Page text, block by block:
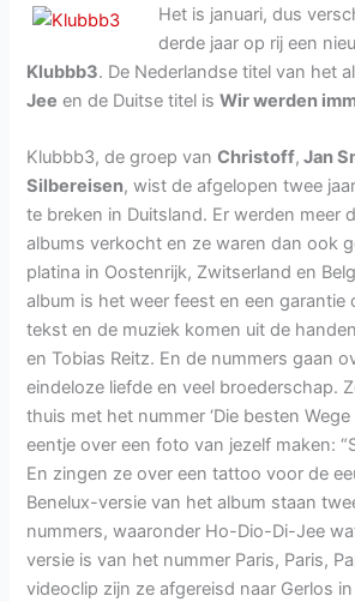
Het is januari, dus
derde jaar op rij een
Klubbb3. De Nederlandse titel van het
Jee en de Duitse titel isWir werden
Klubbb3, de groep vanChristoff, Jan
Silbereisen, wist de afgelopen twee
te breken in Duitsland. Er werden meer
albums verkocht en ze waren dan ook
platina in Oostenrijk, Zwitserland en
album is het weer feest en een garantie
tekst en de muziek komen uit de
en Tobias Reitz. En de nummers gaan
eindeloze liefde en veel broederschap.
thuis met het nummer ‘Die besten Wege
eentje over een foto van jezelf maken:
En zingen ze over een tattoo voor de
Benelux-versie van het album staan
nummers, waaronder Ho-Dio-Di-Jee
versie is van het nummer Paris, Paris,
videoclip zijn ze afgereisd naar Gerlos